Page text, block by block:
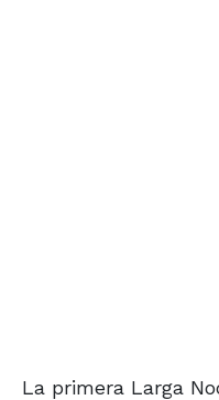
La primera Larga